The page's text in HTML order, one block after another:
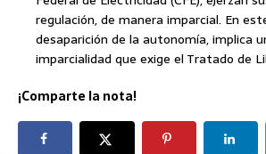
regulación, de manera imparcial. En
desaparición de la autonomía, implica
imparcialidad que exige el Tratado de
¡Comparte la nota!